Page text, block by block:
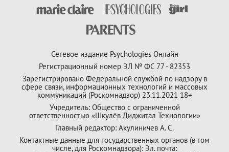
Сетевое издание Psychologies Онлайн
Регистрационный номер ЭЛ № ФС 77 - 82353
Зарегистрировано Федеральной службой по надзору в
сфере связи, информационных технологий и массовых
коммуникаций (Роскомнадзор) 23.11.2021 18+
Учредитель: Общество с ограниченной
ответственностью «Шкулёв Диджитал Технологии»
Главный редактор: Акулиничев А. С.
Контактные данные для государственных органов (в том
числе, для Роскомнадзора): Эл. почта: